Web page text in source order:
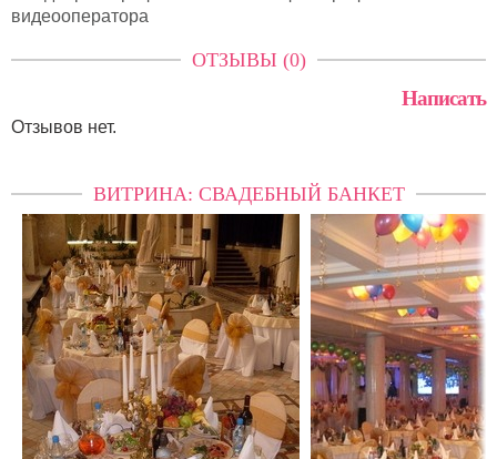
видеооператора
ОТЗЫВЫ (0)
Написать
Отзывов нет.
ВИТРИНА: СВАДЕБНЫЙ БАНКЕТ